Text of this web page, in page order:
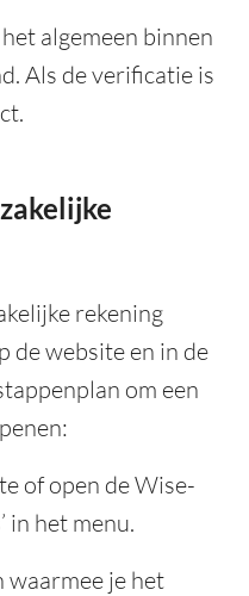
algemeen binnen
Als de verificatie is
rekening
de website en in de
om een
of open de Wise-
in het menu.
waarmee je het